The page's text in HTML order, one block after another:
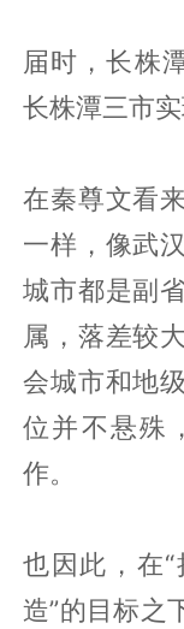
届时，长株
长株潭三市
在秦尊文看
一样，像武
城市都是副
属，落差较
会城市和地
位并不悬殊
作。
也因此，在
造”的目标之